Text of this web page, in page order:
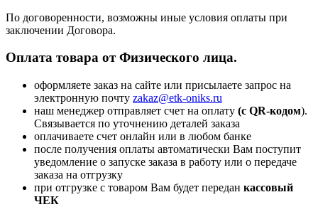
По договоренности, возможны иные условия оплаты при
заключении Договора.
Оплата товара от Физического лица.
оформляете заказ на сайте или присылаете запрос на
электронную почту zakaz@etk-oniks.ru
наш менеджер отправляет счет на оплату (с QR-кодом).
Связывается по уточнению деталей заказа
оплачиваете счет онлайн или в любом банке
после получения оплаты автоматически Вам поступит
уведомление о запуске заказа в работу или о передаче
заказа на отгрузку
при отгрузке с товаром Вам будет передан кассовый
ЧЕК